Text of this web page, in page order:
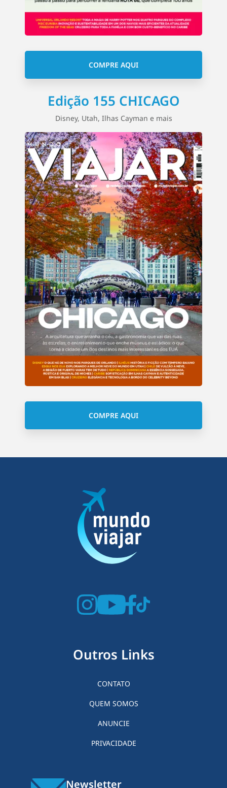
COMPRE AQUI
Edição 155 CHICAGO
Disney, Utah, Ilhas Cayman e mais
COMPRE AQUI
Outros Links
CONTATO
QUEM SOMOS
ANUNCIE
PRIVACIDADE
Newsletter